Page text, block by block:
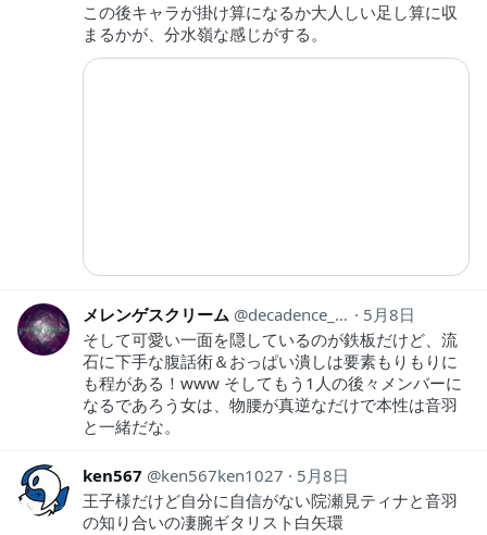
この後キャラが掛け算になるか大人しい足し算に収
まるかが、分水嶺な感じがする。
メレンゲスクリーム decadence_1990
5月8日
そして可愛い一面を隠しているのが鉄板だけど、流
石に下手な腹話術＆おっぱい潰しは要素もりもりに
も程がある！www そしてもう1人の後々メンバーに
なるであろう女は、物腰が真逆なだけで本性は音羽
と一緒だな。
ken567 ken567ken1027
5月8日
王子様だけど自分に自信がない院瀬見ティナと音羽
の知り合いの凄腕ギタリスト白矢環